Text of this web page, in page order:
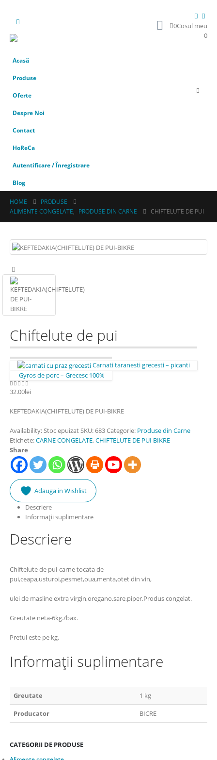
0Cosul meu
0
Acasă
Produse
Oferte
Despre Noi
Contact
HoReCa
Autentificare / Înregistrare
Blog
HOME
PRODUSE
ALIMENTE CONGELATE, PRODUSE DIN CARNE CHIFTELUTE DE PUI
Chiftelute de pui
Carnati taranesti grecesti – picanti
Gyros de porc – Grecesc 100%
0out of 5
32.00lei
KEFTEDAKIA(CHIFTELUTE) DE PUI-BIKRE
Availability:Stoc epuizatSKU:683Categorie: Produse din Carne
Etichete:CARNE CONGELATE,CHIFTELUTE DE PUI BIKRE
Share
Adauga in Wishlist
Descriere
Informații suplimentare
Descriere
Chiftelute de pui-carne tocata de
pui,ceapa,usturoi,pesmet,oua,menta,otet din vin,
ulei de masline extra virgin,oregano,sare,piper.Produs congelat.
Greutate neta-6kg./bax.
Pretul este pe kg.
Informații suplimentare
Greutate 1 kg
Producator BICRE
CATEGORII DE PRODUSE